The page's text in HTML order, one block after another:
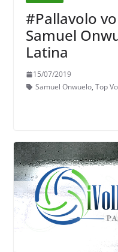
#Pallavolo
Samuel
Latina
15/07/2019
Samuel Onwuelo, Top